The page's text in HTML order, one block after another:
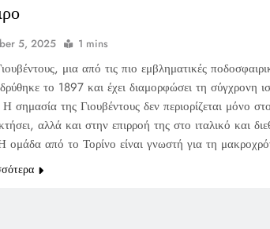
5, 2025 1 mins
μια από τις πιο εμβληματικές
το 1897 και έχει διαμορφώσει τη σύγχρονη
σημασία της Γιουβέντους δεν περιορίζεται μόνο
αλλά και στην επιρροή της στο ιταλικό και
ομάδα από το Τορίνο είναι γνωστή για τη